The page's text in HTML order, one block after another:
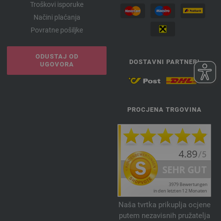
Troškovi isporuke
Načini plaćanja
Povratne pošiljke
ODUSTAJ OD
UGOVORA
DOSTAVNI PARTNERI
PROCJENA TRGOVINA
Naša tvrtka prikuplja ocjene
putem nezavisnih pružatelja